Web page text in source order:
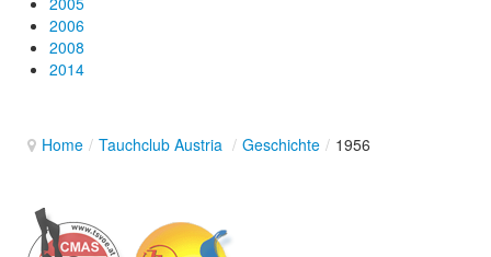
2006
2008
2014
Home / Tauchclub Austria / Geschichte / 1956